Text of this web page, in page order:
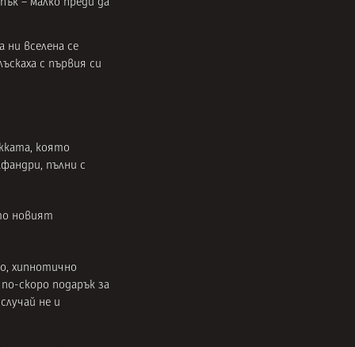
– малко преди да
ни вселена се
с първия си
която
пълни с
новият
хипнотично
скоро подарък за
не и